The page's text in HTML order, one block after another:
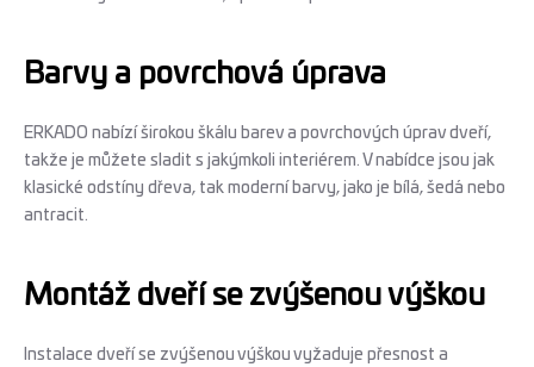
Barvy a povrchová úprava
ERKADO nabízí širokou škálu barev a povrchových úprav dveří,
takže je můžete sladit s jakýmkoli interiérem. V nabídce jsou jak
klasické odstíny dřeva, tak moderní barvy, jako je bílá, šedá nebo
antracit.
Montáž dveří se zvýšenou výškou
Instalace dveří se zvýšenou výškou vyžaduje přesnost a